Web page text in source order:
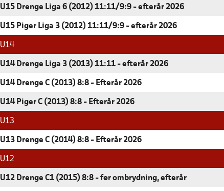
U15 Drenge Liga 6 (2012) 11:11/9:9 - efterår 2026
U15 Piger Liga 3 (2012) 11:11/9:9 - efterår 2026
U14
U14 Drenge Liga 3 (2013) 11:11 - efterår 2026
U14 Drenge C (2013) 8:8 - Efterår 2026
U14 Piger C (2013) 8:8 - Efterår 2026
U13
U13 Drenge C (2014) 8:8 - Efterår 2026
U12
U12 Drenge C1 (2015) 8:8 - før ombrydning, efterår